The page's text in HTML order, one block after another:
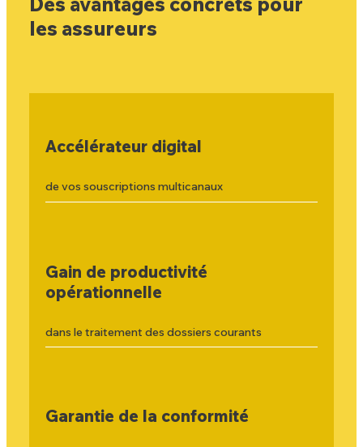
les assureurs
Accélérateur digital
de vos souscriptions multicanaux
Gain de productivité
opérationnelle
dans le traitement des dossiers courants
Garantie de la conformité